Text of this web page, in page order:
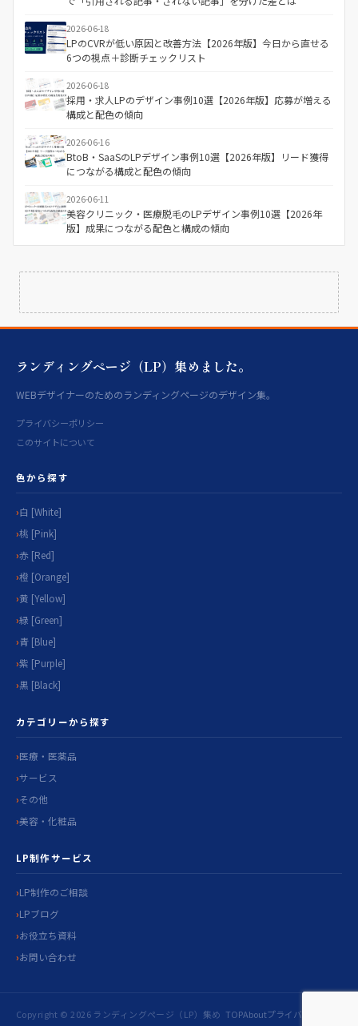
2026-06-18
LPのCVRが低い原因と改善方法【2026年版】今日から直せる
6つの視点＋診断チェックリスト
2026-06-18
採用・求人LPのデザイン事例10選【2026年版】応募が増える
構成と配色の傾向
2026-06-16
BtoB・SaaSのLPデザイン事例10選【2026年版】リード獲得
につながる構成と配色の傾向
2026-06-11
美容クリニック・医療脱毛のLPデザイン事例10選【2026年
版】成果につながる配色と構成の傾向
ランディングページ（LP）集めました。
WEBデザイナーのためのランディングページのデザイン集。
プライバシーポリシー
このサイトについて
色から探す
白 [White]
桃 [Pink]
赤 [Red]
橙 [Orange]
黄 [Yellow]
緑 [Green]
青 [Blue]
紫 [Purple]
黒 [Black]
カテゴリーから探す
医療・医薬品
サービス
その他
美容・化粧品
LP制作サービス
LP制作のご相談
LPブログ
お役立ち資料
お問い合わせ
Copyright © 2026 ランディングページ（LP）集め TOPAboutプライバシ